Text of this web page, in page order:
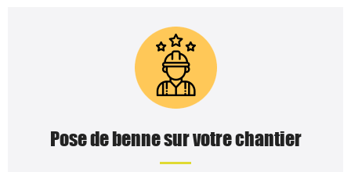
Pose de benne sur votre chantier